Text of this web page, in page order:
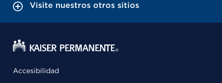
Visite nuestros otros sitios
Accesibilidad